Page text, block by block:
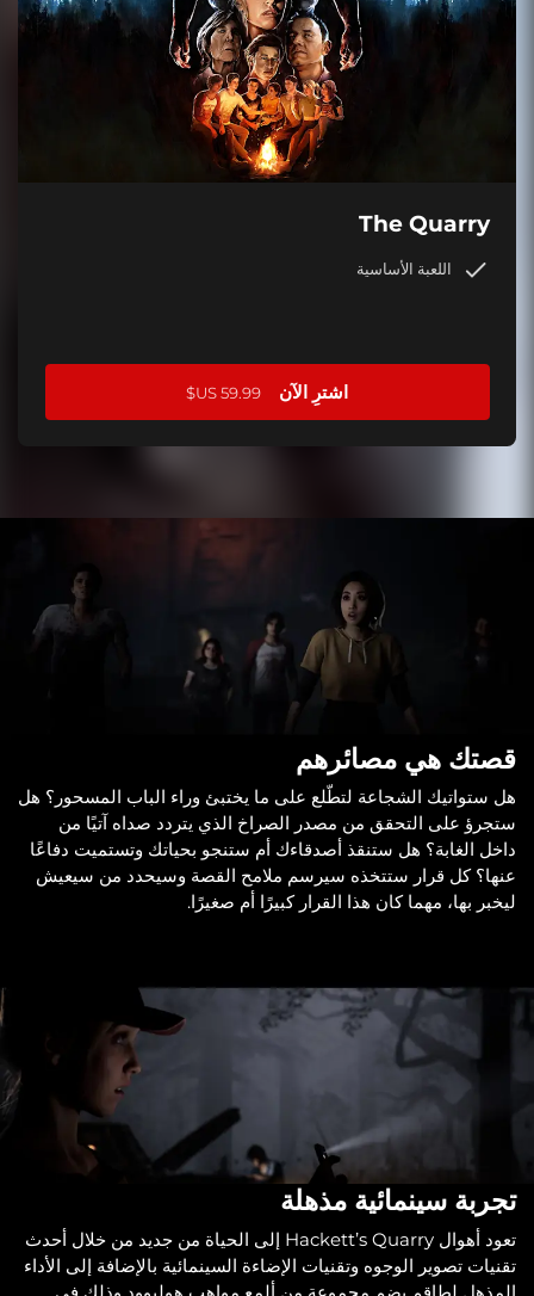
The Quarry
اللعبة الأساسية
اشترِ الآن
قصتك هي مصائرهم
هل ستواتيك الشجاعة لتطّلع على ما يختبئ وراء الباب المسحور؟ هل
ستجرؤ على التحقق من مصدر الصراخ الذي يتردد صداه آتيًا من
داخل الغابة؟ هل ستنقذ أصدقاءك أم ستنجو بحياتك وتستميت دفاعًا
عنها؟ كل قرار ستتخذه سيرسم ملامح القصة وسيحدد من سيعيش
ليخبر بها، مهما كان هذا القرار كبيرًا أم صغيرًا.
تجربة سينمائية مذهلة
تعود أهوال Hackett’s Quarry إلى الحياة من جديد من خلال أحدث
تقنيات تصوير الوجوه وتقنيات الإضاءة السينمائية بالإضافة إلى الأداء